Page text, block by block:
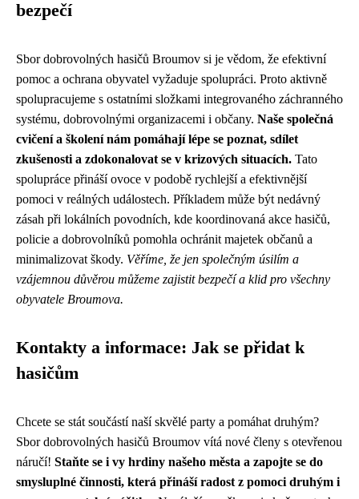
bezpečí
Sbor dobrovolných hasičů Broumov si je vědom, že efektivní
pomoc a ochrana obyvatel vyžaduje spolupráci. Proto aktivně
spolupracujeme s ostatními složkami integrovaného záchranného
systému, dobrovolnými organizacemi i občany. Naše společná
cvičení a školení nám pomáhají lépe se poznat, sdílet
zkušenosti a zdokonalovat se v krizových situacích. Tato
spolupráce přináší ovoce v podobě rychlejší a efektivnější
pomoci v reálných událostech. Příkladem může být nedávný
zásah při lokálních povodních, kde koordinovaná akce hasičů,
policie a dobrovolníků pomohla ochránit majetek občanů a
minimalizovat škody. Věříme, že jen společným úsilím a
vzájemnou důvěrou můžeme zajistit bezpečí a klid pro všechny
obyvatele Broumova.
Kontakty a informace: Jak se přidat k
hasičům
Chcete se stát součástí naší skvělé party a pomáhat druhým?
Sbor dobrovolných hasičů Broumov vítá nové členy s otevřenou
náručí! Staňte se i vy hrdiny našeho města a zapojte se do
smysluplné činnosti, která přináší radost z pomoci druhým i